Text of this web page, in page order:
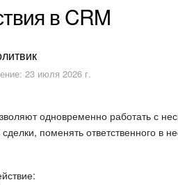
в CRM
23 июля 2026 г.
одновременно работать с
поменять ответственного в